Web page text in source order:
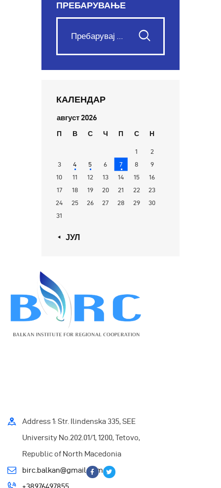
ПРЕБАРУВАЊЕ
КАЛЕНДАР
август 2026
П В С Ч П С Н
1
2
3
4 5 6 7 8
9
10
11 12 13 14 15
16
17
18 19 20 21 22
23
24
25 26 27 28 29
30
31
« ЈУЛ
Address 1: Str. Ilindenska 335, SEE
University No.202.01/1, 1200, Tetovo,
Republic of North Macedonia
birc.balkan@gmail.com